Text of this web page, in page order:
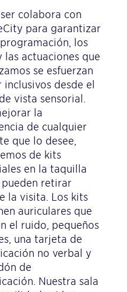
colabora con
para garantizar
los
las actuaciones que
se esfuerzan
inclusivos desde el
vista sensorial.
la
de cualquier
que lo desee,
de kits
en la taquilla
pueden retirar
la visita. Los kits
auriculares que
el ruido, pequeños
una tarjeta de
no verbal y
de
Nuestra sala